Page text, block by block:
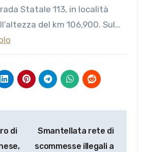
Statale 113, in località
del km 106,900. Sul…
di
Smantellata rete di
scommesse illegali a